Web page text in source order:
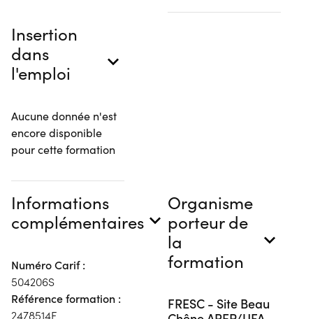
Insertion
dans
l'emploi
Aucune donnée n'est
encore disponible
pour cette formation
Informations
complémentaires
Numéro Carif :
504206S
Référence formation :
2478514F
Organisme
porteur de
la
formation
FRESC - Site Beau